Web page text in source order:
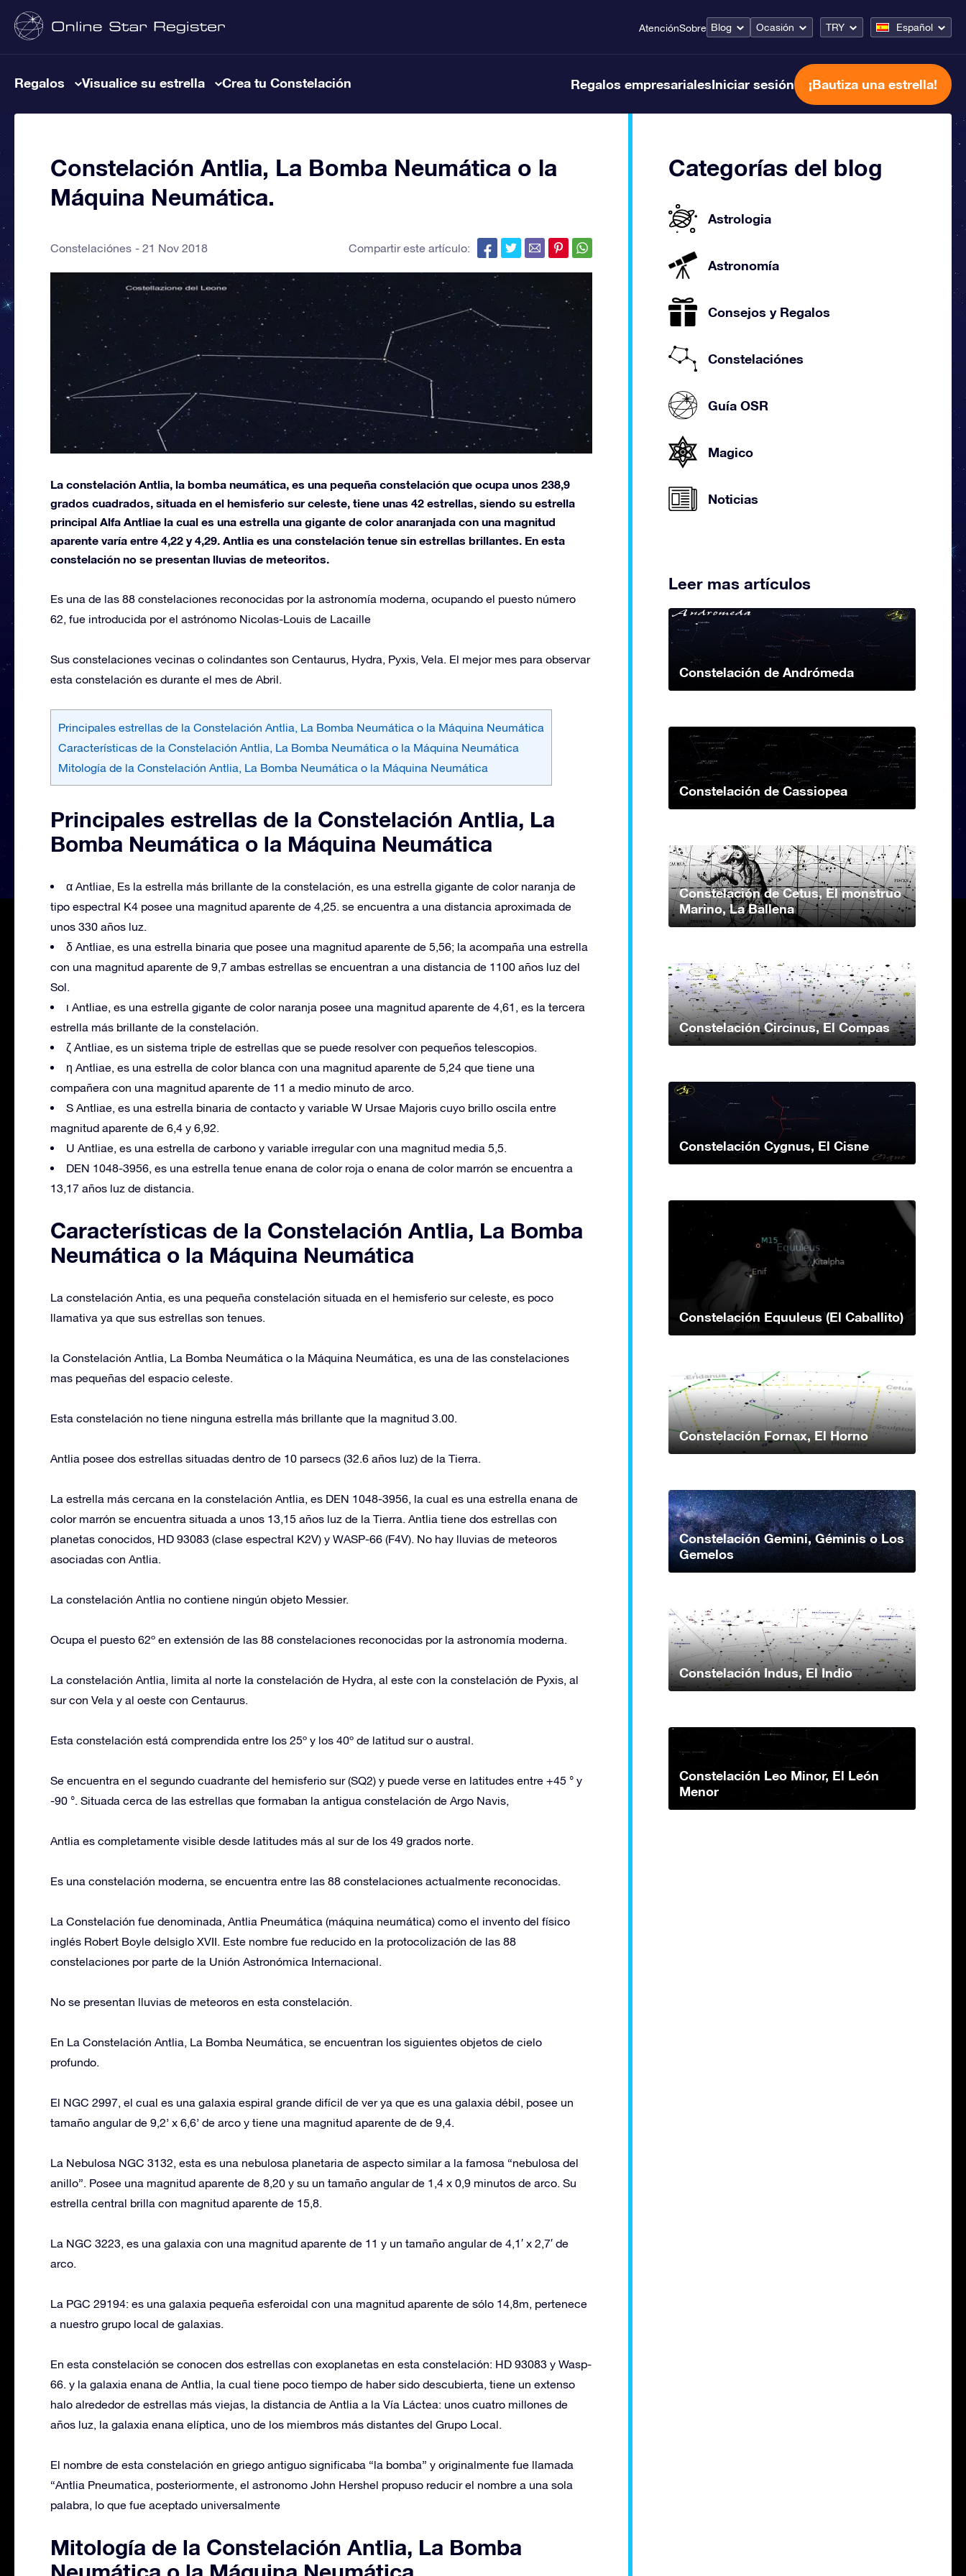
AtenciónSobre Blog Ocasión TRY Español
Regalos Visualice su estrella Crea tu Constelación Regalos empresarialesIniciar sesión ¡Bautiza una estrella!
Constelación Antlia, La Bomba Neumática o la
Máquina Neumática.
Constelaciónes 21 Nov 2018 Compartir este artículo:
La constelación Antlia, la bomba neumática, es una pequeña constelación que ocupa unos 238,9
grados cuadrados, situada en el hemisferio sur celeste, tiene unas 42 estrellas, siendo su estrella
principal Alfa Antliae la cual es una estrella una gigante de color anaranjada con una magnitud
aparente varía entre 4,22 y 4,29. Antlia es una constelación tenue sin estrellas brillantes. En esta
constelación no se presentan lluvias de meteoritos.
Es una de las 88 constelaciones reconocidas por la astronomía moderna, ocupando el puesto número
62, fue introducida por el astrónomo Nicolas-Louis de Lacaille
Sus constelaciones vecinas o colindantes son Centaurus, Hydra, Pyxis, Vela. El mejor mes para observar
esta constelación es durante el mes de Abril.
Principales estrellas de la Constelación Antlia, La Bomba Neumática o la Máquina Neumática
Características de la Constelación Antlia, La Bomba Neumática o la Máquina Neumática
Mitología de la Constelación Antlia, La Bomba Neumática o la Máquina Neumática
Principales estrellas de la Constelación Antlia, La
Bomba Neumática o la Máquina Neumática
α Antliae, Es la estrella más brillante de la constelación, es una estrella gigante de color naranja de
tipo espectral K4 posee una magnitud aparente de 4,25. se encuentra a una distancia aproximada de
unos 330 años luz.
δ Antliae, es una estrella binaria que posee una magnitud aparente de 5,56; la acompaña una estrella
con una magnitud aparente de 9,7 ambas estrellas se encuentran a una distancia de 1100 años luz del
Sol.
ι Antliae, es una estrella gigante de color naranja posee una magnitud aparente de 4,61, es la tercera
estrella más brillante de la constelación.
ζ Antliae, es un sistema triple de estrellas que se puede resolver con pequeños telescopios.
η Antliae, es una estrella de color blanca con una magnitud aparente de 5,24 que tiene una
compañera con una magnitud aparente de 11 a medio minuto de arco.
S Antliae, es una estrella binaria de contacto y variable W Ursae Majoris cuyo brillo oscila entre
magnitud aparente de 6,4 y 6,92.
U Antliae, es una estrella de carbono y variable irregular con una magnitud media 5,5.
DEN 1048-3956, es una estrella tenue enana de color roja o enana de color marrón se encuentra a
13,17 años luz de distancia.
Características de la Constelación Antlia, La Bomba
Neumática o la Máquina Neumática
La constelación Antia, es una pequeña constelación situada en el hemisferio sur celeste, es poco
llamativa ya que sus estrellas son tenues.
la Constelación Antlia, La Bomba Neumática o la Máquina Neumática, es una de las constelaciones
mas pequeñas del espacio celeste.
Esta constelación no tiene ninguna estrella más brillante que la magnitud 3.00.
Antlia posee dos estrellas situadas dentro de 10 parsecs (32.6 años luz) de la Tierra.
La estrella más cercana en la constelación Antlia, es DEN 1048-3956, la cual es una estrella enana de
color marrón se encuentra situada a unos 13,15 años luz de la Tierra. Antlia tiene dos estrellas con
planetas conocidos, HD 93083 (clase espectral K2V) y WASP-66 (F4V). No hay lluvias de meteoros
asociadas con Antlia.
La constelación Antlia no contiene ningún objeto Messier.
Ocupa el puesto 62º en extensión de las 88 constelaciones reconocidas por la astronomía moderna.
La constelación Antlia, limita al norte la constelación de Hydra, al este con la constelación de Pyxis, al
sur con Vela y al oeste con Centaurus.
Esta constelación está comprendida entre los 25º y los 40º de latitud sur o austral.
Se encuentra en el segundo cuadrante del hemisferio sur (SQ2) y puede verse en latitudes entre +45 ° y
-90 °. Situada cerca de las estrellas que formaban la antigua constelación de Argo Navis,
Antlia es completamente visible desde latitudes más al sur de los 49 grados norte.
Es una constelación moderna, se encuentra entre las 88 constelaciones actualmente reconocidas.
La Constelación fue denominada, Antlia Pneumática (máquina neumática) como el invento del físico
inglés Robert Boyle delsiglo XVII. Este nombre fue reducido en la protocolización de las 88
constelaciones por parte de la Unión Astronómica Internacional.
No se presentan lluvias de meteoros en esta constelación.
En La Constelación Antlia, La Bomba Neumática, se encuentran los siguientes objetos de cielo
profundo.
El NGC 2997, el cual es una galaxia espiral grande difícil de ver ya que es una galaxia débil, posee un
tamaño angular de 9,2’ x 6,6’ de arco y tiene una magnitud aparente de de 9,4.
La Nebulosa NGC 3132, esta es una nebulosa planetaria de aspecto similar a la famosa “nebulosa del
anillo”. Posee una magnitud aparente de 8,20 y su un tamaño angular de 1,4 x 0,9 minutos de arco. Su
estrella central brilla con magnitud aparente de 15,8.
La NGC 3223, es una galaxia con una magnitud aparente de 11 y un tamaño angular de 4,1′ x 2,7′ de
arco.
La PGC 29194: es una galaxia pequeña esferoidal con una magnitud aparente de sólo 14,8m, pertenece
a nuestro grupo local de galaxias.
En esta constelación se conocen dos estrellas con exoplanetas en esta constelación: HD 93083 y Wasp-
66. y la galaxia enana de Antlia, la cual tiene poco tiempo de haber sido descubierta, tiene un extenso
halo alrededor de estrellas más viejas, la distancia de Antlia a la Vía Láctea: unos cuatro millones de
años luz, la galaxia enana elíptica, uno de los miembros más distantes del Grupo Local.
El nombre de esta constelación en griego antiguo significaba “la bomba” y originalmente fue llamada
“Antlia Pneumatica, posteriormente, el astronomo John Hershel propuso reducir el nombre a una sola
palabra, lo que fue aceptado universalmente
Mitología de la Constelación Antlia, La Bomba
Categorías del blog
Astrologia
Astronomía
Consejos y Regalos
Constelaciónes
Guía OSR
Magico
Noticias
Leer mas artículos
Constelación de Andrómeda
Constelación de Cassiopea
Constelación de Cetus, El monstruo
Marino, La Ballena
Constelación Circinus, El Compas
Constelación Cygnus, El Cisne
Constelación Equuleus (El Caballito)
Constelación Fornax, El Horno
Constelación Gemini, Géminis o Los
Gemelos
Constelación Indus, El Indio
Constelación Leo Minor, El León
Menor